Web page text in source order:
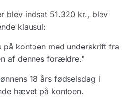
blev indsat 51.320 kr., blev
klausul:
kontoen med underskrift fra
af dennes forældre."
18 års fødselsdag i
hævet på kontoen.